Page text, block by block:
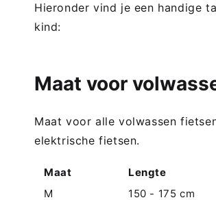
Hieronder vind je een handige
kind:
Maat voor
Maat voor alle volwassen
elektrische fietsen.
Maat
Lengte
M
150 - 175 cm